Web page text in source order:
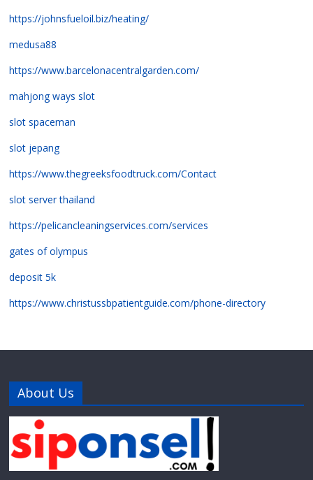
https://johnsfueloil.biz/heating/
medusa88
https://www.barcelonacentralgarden.com/
mahjong ways slot
slot spaceman
slot jepang
https://www.thegreeksfoodtruck.com/Contact
slot server thailand
https://pelicancleaningservices.com/services
gates of olympus
deposit 5k
https://www.christussbpatientguide.com/phone-directory
About Us